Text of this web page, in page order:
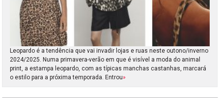
Leopardo é a tendência que vai invadir lojas e ruas neste outono/inverno
2024/2025. Numa primavera-verão em que é visível a moda do animal
print, a estampa leopardo, com as típicas manchas castanhas, marcará
o estilo para a próxima temporada. Entrou»